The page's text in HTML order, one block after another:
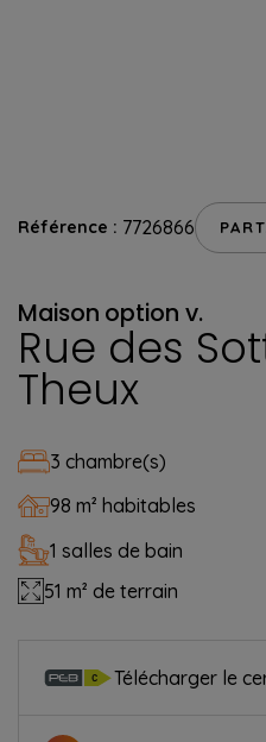
Référence : 7726866
Maison option v.
Rue des
Theux
3 chambre(s)
98 m² habitables
1 salles de bain
51 m² de terrain
Télécharger le